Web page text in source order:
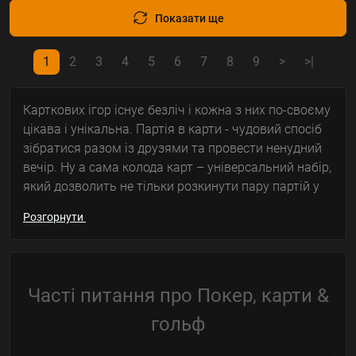
Показати ще
1 2 3 4 5 6 7 8 9 > >|
Карткових ігор існує безліч і кожна з них по-своєму
цікава і унікальна. Партія в карти - чудовий спосіб
зібратися разом із друзями та провести ненудний
вечір. Ну а сама колода карт – універсальний набір,
який дозволить не тільки розкинути пару партій у
пасьянсами.
покеру, купити сукно для покеру, зберігачі карток,
для вас величезний вибір гральних карток різного
формату: від класичної колоди до підрізних
Розгорнути
Часті питання про Покер, карти &
гольф